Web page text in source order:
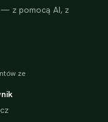
— z pomocą AI, z
ze